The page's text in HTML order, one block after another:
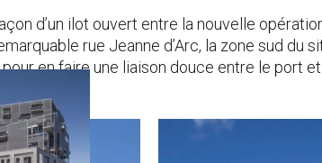
d’un ilot ouvert entre la nouvelle
rue Jeanne d’Arc, la zone sud du
en faire une liaison douce entre le port et